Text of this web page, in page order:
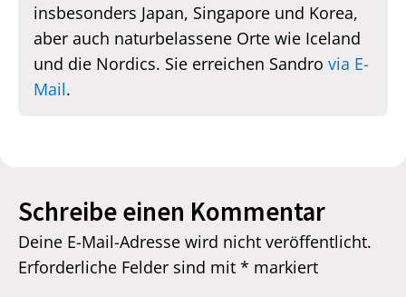
insbesonders Japan, Singapore und Korea,
aber auch naturbelassene Orte wie Iceland
und die Nordics. Sie erreichen Sandro via E-
Mail.
Schreibe einen Kommentar
Deine E-Mail-Adresse wird nicht veröffentlicht.
Erforderliche Felder sind mit * markiert